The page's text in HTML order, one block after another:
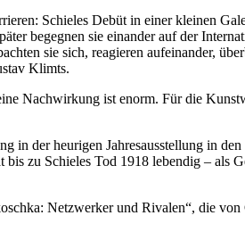
Schieles Debüt in einer kleinen
begegnen sie einander auf der
sie sich, reagieren aufeinander,
Klimts.
Nachwirkung ist enorm. Für die
in der heurigen Jahresausstellung in
zu Schieles Tod 1918 lebendig – als
Netzwerker und Rivalen“, die